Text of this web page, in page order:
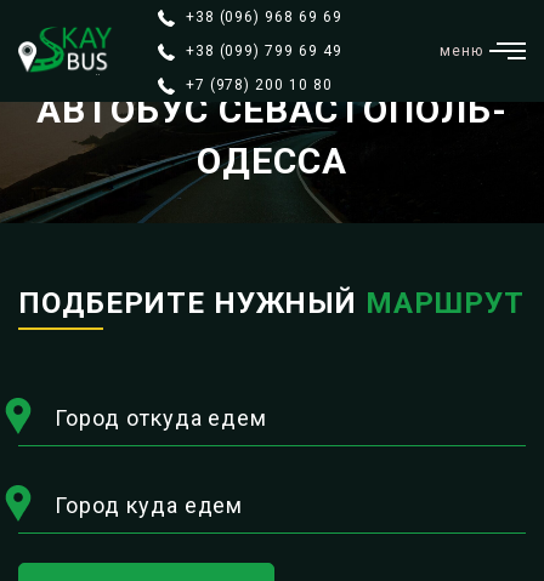
+38 (096) 968 69 69
+38 (099) 799 69 49
+7 (978) 200 10 80
меню
АВТОБУС СЕВАСТОПОЛЬ-
ОДЕССА
ПОДБЕРИТЕ НУЖНЫЙ МАРШРУТ
Город откуда едем
Город куда едем